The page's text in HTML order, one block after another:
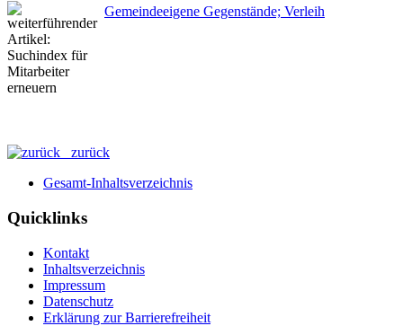
Gemeindeeigene Gegenstände; Verleih
zurück
Gesamt-Inhaltsverzeichnis
Quicklinks
Kontakt
Inhaltsverzeichnis
Impressum
Datenschutz
Erklärung zur Barrierefreiheit